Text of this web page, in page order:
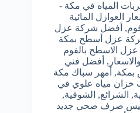
المياه في مكة -
العوازل المائية
, أفضل شركة عزل
عزل أسطح بمكة
الاسطح بالفوم
, أفضل فني
بمكة, أمهر سباك مكة
خزان مياه علوي في
, الشرائع, الشوقية,
صرف صحي جديد